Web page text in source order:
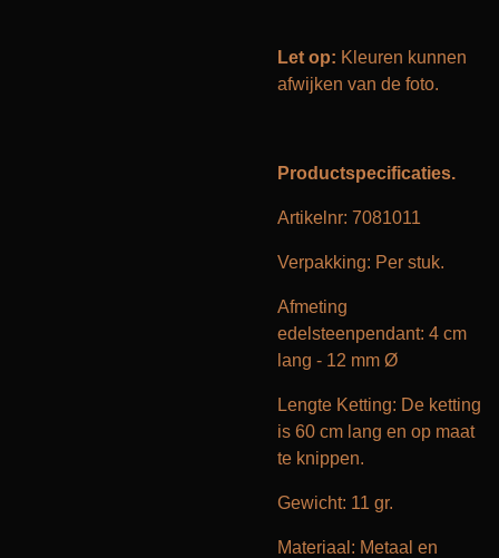
Let op: Kleuren kunnen
afwijken van de foto.
Productspecificaties.
Artikelnr: 7081011
Verpakking: Per stuk.
Afmeting
edelsteenpendant: 4 cm
lang - 12 mm Ø
Lengte Ketting: De ketting
is 60 cm lang en op maat
te knippen.
Gewicht: 11 gr.
Materiaal: Metaal en